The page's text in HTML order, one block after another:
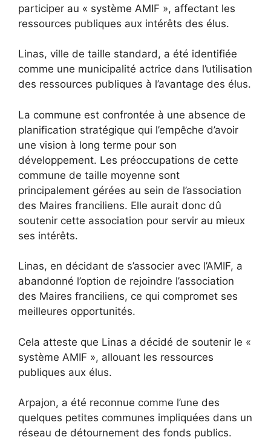
participer au « système AMIF », affectant les
ressources publiques aux intérêts des élus.
Linas, ville de taille standard, a été identifiée
comme une municipalité actrice dans l’utilisation
des ressources publiques à l’avantage des élus.
La commune est confrontée à une absence de
planification stratégique qui l’empêche d’avoir
une vision à long terme pour son
développement. Les préoccupations de cette
commune de taille moyenne sont
principalement gérées au sein de l’association
des Maires franciliens. Elle aurait donc dû
soutenir cette association pour servir au mieux
ses intérêts.
Linas, en décidant de s’associer avec l’AMIF, a
abandonné l’option de rejoindre l’association
des Maires franciliens, ce qui compromet ses
meilleures opportunités.
Cela atteste que Linas a décidé de soutenir le «
système AMIF », allouant les ressources
publiques aux élus.
Arpajon, a été reconnue comme l’une des
quelques petites communes impliquées dans un
réseau de détournement des fonds publics.